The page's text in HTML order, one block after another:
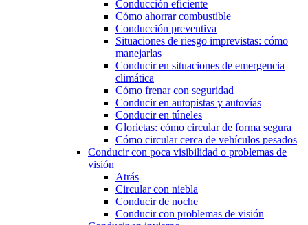
Conducción eficiente
Cómo ahorrar combustible
Conducción preventiva
Situaciones de riesgo imprevistas: cómo
manejarlas
Conducir en situaciones de emergencia
climática
Cómo frenar con seguridad
Conducir en autopistas y autovías
Conducir en túneles
Glorietas: cómo circular de forma segura
Cómo circular cerca de vehículos pesados
Conducir con poca visibilidad o problemas de
visión
Atrás
Circular con niebla
Conducir de noche
Conducir con problemas de visión